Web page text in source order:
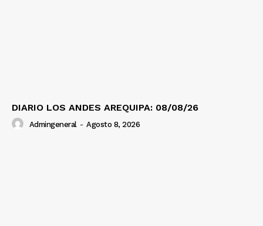
DIARIO LOS ANDES AREQUIPA: 08/08/26
Admingeneral - Agosto 8, 2026